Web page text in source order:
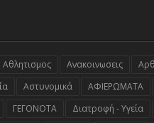
Αθλητισμος Ανακοινωσεις
Αστυνομικά ΑΦΙΕΡΩΜΑΤΑ
ΓΕΓΟΝΟΤΑ Διατροφή - Υγεία